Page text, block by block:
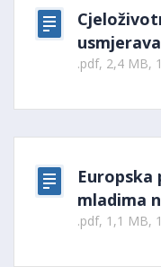
.pdf, 2,4 MB,
Europska
mladima
.pdf, 1,1 MB,